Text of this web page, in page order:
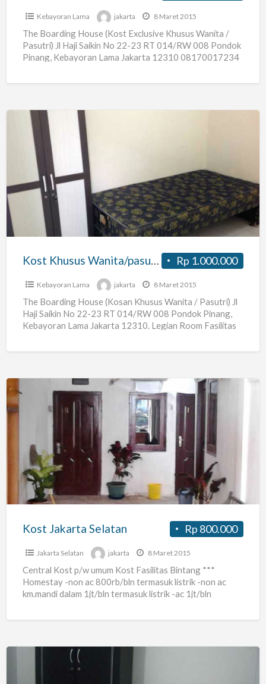
Kebayoran Lama jakarta 8 Maret 2015
The Boarding House (Kost Exclusive Khusus Wanita /
Pasutri) Jl Haji Saikin No 22-23 RT 014/RW 008 Pondok
Pinang, Kebayoran Lama Jakarta 12310 08170017234
Khusus
Wanita/pasutri
Legian
Rooms
Rp 1.000.000
Kost Khusus Wanita/pasutri Legian Rooms
Kebayoran Lama jakarta 8 Maret 2015
The Boarding House (Kosan Khusus Wanita / Pasutri) Jl
Haji Saikin No 22-23 RT 014/RW 008 Pondok Pinang,
Kebayoran Lama Jakarta 12310. Legian Room Fasilitas
Kost
Jakarta
Rp 800.000
Kost Jakarta Selatan
Jakarta Selatan jakarta 8 Maret 2015
Central Kost p/w umum Kost Fasilitas Bintang ***
Homestay -non ac 800rb/bln termasuk listrik -non ac
km.mandi dalam 1jt/bln termasuk listrik -ac 1jt/bln